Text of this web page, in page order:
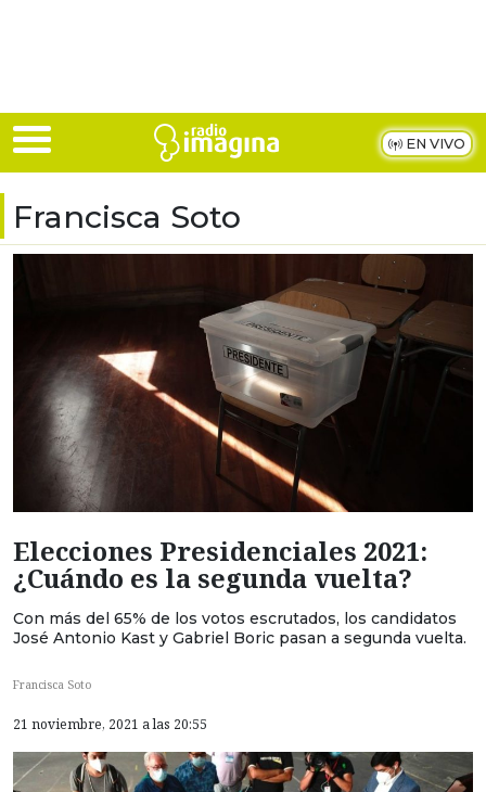
EN VIVO
Francisca Soto
Elecciones Presidenciales 2021:
¿Cuándo es la segunda vuelta?
Con más del 65% de los votos escrutados, los candidatos
José Antonio Kast y Gabriel Boric pasan a segunda vuelta.
Francisca Soto
21 noviembre, 2021 a las 20:55